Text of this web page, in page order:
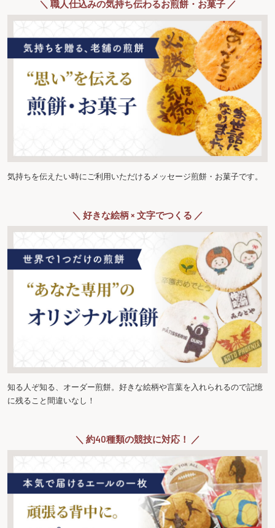
＼ 職人仕込みの気持ち伝わるお煎餅・お菓子 ／
気持ちを伝えたい時にご利用いただけるメッセージ煎餅・お菓子です。
＼ 好きな絵柄 × 文字でつくる ／
知る人ぞ知る、オーダー煎餅。好きな絵柄や言葉を入れられるので記憶
に残ること間違いなし！
＼ 約40種類の競技に対応！ ／